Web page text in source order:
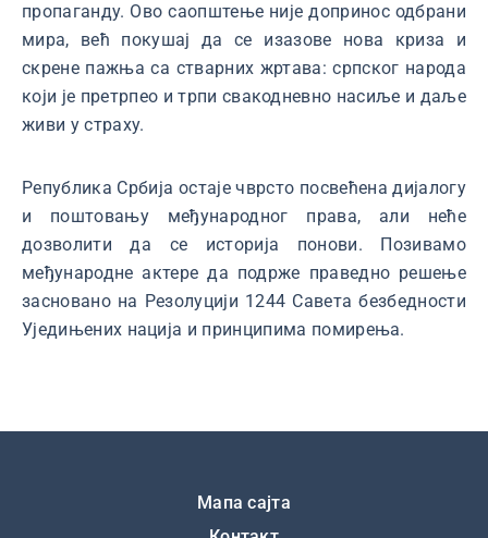
пропаганду. Ово саопштење није допринос одбрани
мира, већ покушај да се изазове нова криза и
скрене пажња са стварних жртава: српског народа
који је претрпео и трпи свакодневно насиље и даље
живи у страху.
Република Србија остаје чврсто посвећена дијалогу
и поштовању међународног права, али неће
дозволити да се историја понови. Позивамо
међународне актере да подрже праведно решење
засновано на Резолуцији 1244 Савета безбедности
Уједињених нација и принципима помирења.
Мапа сајта